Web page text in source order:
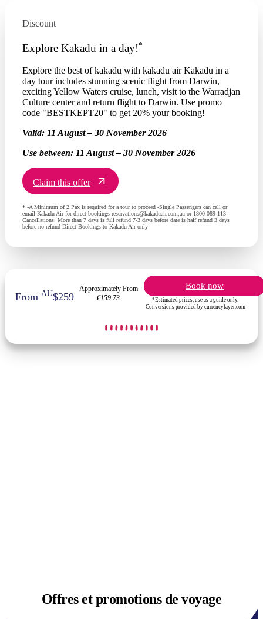
Discount
Explore Kakadu in a day!*
Explore the best of kakadu with kakadu air Kakadu in a
day tour includes stunning scenic flight from Darwin,
exciting Yellow Waters cruise, lunch, visit to the Warradjan
Culture center and return flight to Darwin. Use promo
code "BESTKEPT20" to get 20% your booking!
Valid: 11 August – 30 November 2026
Use between: 11 August – 30 November 2026
Claim this offer
* -A Minimum of 2 Pax is required for a tour to proceed -Single Passengers can call or
email Kakadu Air for direct bookings reservations@kakaduair.com,au or 1800 089 113 -
Cancellations: More than 7 days is full refund 7-3 days before date is half refund 3 days
before no refund Direct Bookings to Kakadu Air only
FromAU$259
Approximately From
€159.73
Book now
*Estimated prices, use as a guide only.
Conversions provided by currencylayer.com
Offres etpromotions de voyage